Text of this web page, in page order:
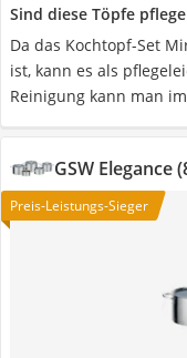
Sind diese Töpfe
Da das Kochtopf-Set
ist, kann es als
Reinigung kann man
GSW Elegance
Preis-Leistungs-Sieger